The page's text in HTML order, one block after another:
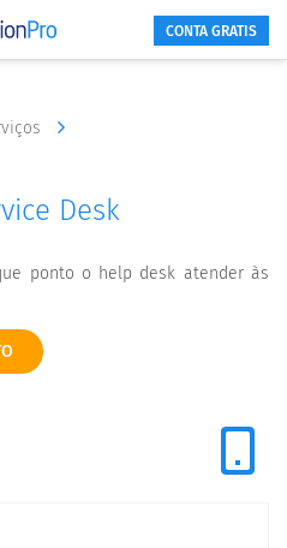
CONTA GRATIS
Desk
ponto o help desk atender às